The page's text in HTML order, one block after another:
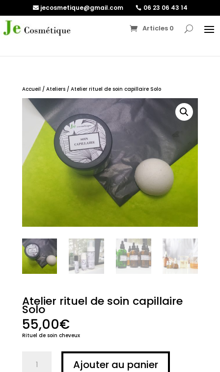
jecosmetique@gmail.com 06 23 06 43 14
Articles 0
Accueil / Ateliers/ Atelier rituel de soin capillaire Solo
Atelier rituel de soin capillaire
Solo
55,00€
Rituel de soin cheveux
Ajouter au panier